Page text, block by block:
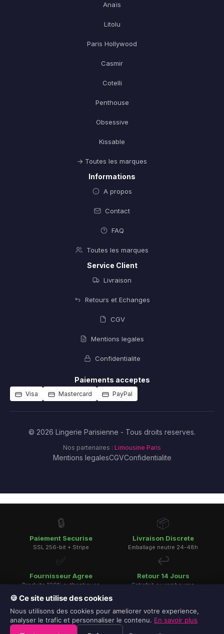
Anaïs
Litolu
Paris Hollywood
Casmir
Cotelli
Penthouse
Obsessive
Kissable
→ Toutes les marques
Informations
A propos
Contact
FAQ
Toutes les marques
Service Client
Livraison
Retours et Echanges
CGV
Mentions legales
Confidentialite
Paiements acceptes
Visa Mastercard PayPal
© 2026 Lingerie Parisienne - Tous droits reserves.
Nos partenaires : Limousine Paris
Mentions legalesCGVConfidentialite
🔒
Paiement Securise
SSL 256-bit + Stripe
📦
Livraison Discrete
Emballage neutre 24-48h
✅
Fournisseur Agree
Produits 100% authentiques
↩️
Retour 14 Jours
Satisfait ou rembourse
🏢
SSL 256-bit
Paiement chiffre
🍪 Ce site utilise des cookies
Nous utilisons des cookies pour ameliorer votre experience,
analyser le trafic et personnaliser le contenu. En savoir plus
Recevoir mon code par email
Nous respectons votre vie privee
EN: Browse our English shop? Yes Stay FR